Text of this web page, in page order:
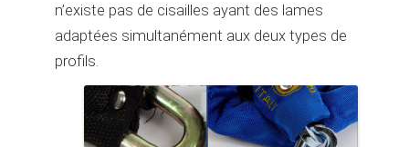
n’existe pas de cisailles ayant des lames
adaptées simultanément aux deux types de
profils.